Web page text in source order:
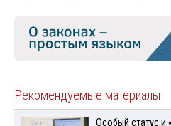
Рекомендуемые материалы
Особый статус и